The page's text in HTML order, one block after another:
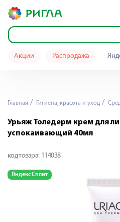
Акции Распродажа
Главная Гигиена, красота и уход
Урьяж Толедерм крем для
успокаивающий 40мл
код товара: 114038
Яндекс Сплит